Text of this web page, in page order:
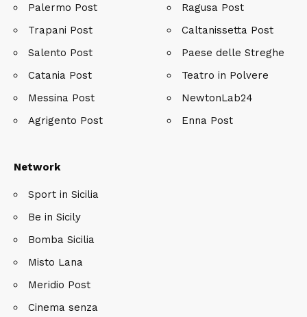
Palermo Post
Trapani Post
Salento Post
Catania Post
Messina Post
Agrigento Post
Ragusa Post
Caltanissetta Post
Paese delle Streghe
Teatro in Polvere
NewtonLab24
Enna Post
Network
Sport in Sicilia
Be in Sicily
Bomba Sicilia
Misto Lana
Meridio Post
Cinema senza